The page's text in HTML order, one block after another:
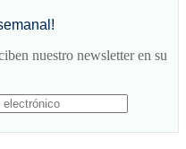
nuestro newsletter en su